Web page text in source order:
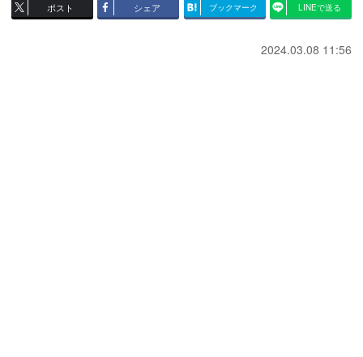
ポスト シェア ブックマーク LINEで送る
2024.03.08 11:56